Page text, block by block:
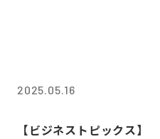
2025.05.16
【ビジネストピックス】